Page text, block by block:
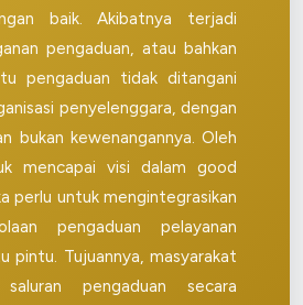
baik. Akibatnya terjadi
pengaduan, atau bahkan
pengaduan tidak ditangani
penyelenggara, dengan
bukan kewenangannya. Oleh
mencapai visi dalam good
perlu untuk mengintegrasikan
pengaduan pelayanan
pintu. Tujuannya, masyarakat
pengaduan secara